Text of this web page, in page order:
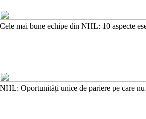
Cele mai bune echipe din NHL: 10 aspecte
NHL: Oportunități unice de pariere pe care